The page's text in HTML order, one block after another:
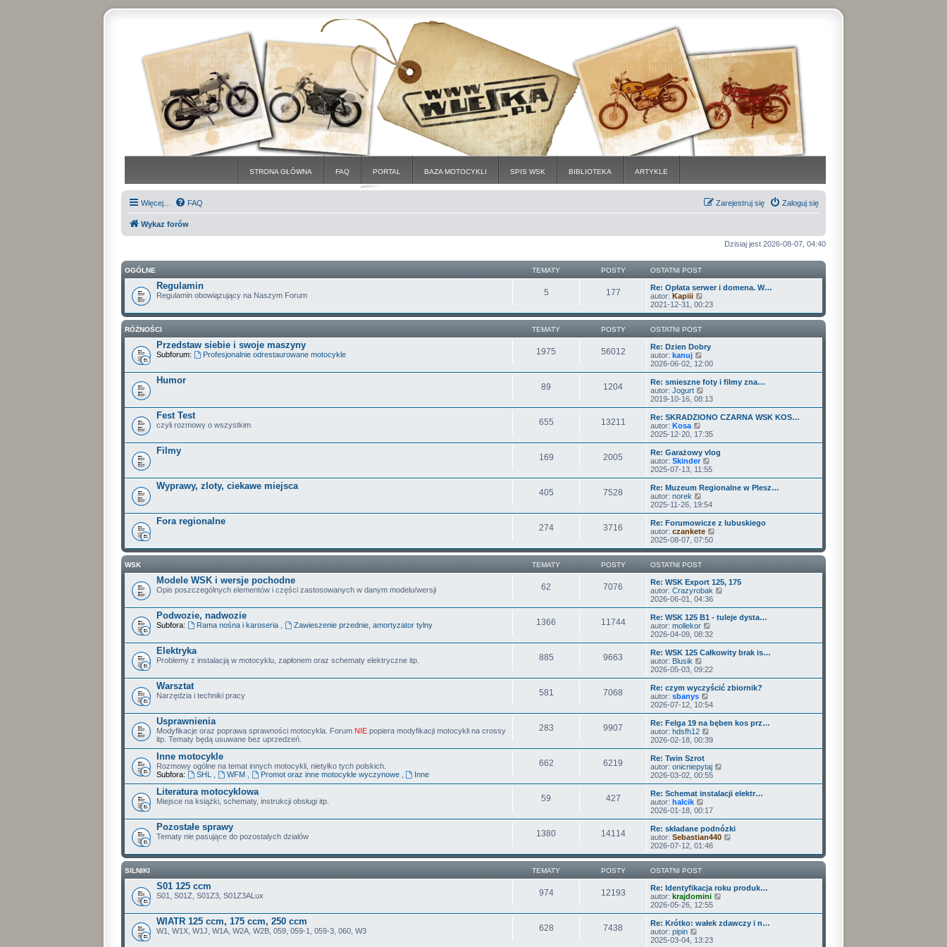
STRONA GŁÓWNA FAQ PORTAL BAZA MOTOCYKLI SPIS WSK BIBLIOTEKA ARTYKLE
Więcej… FAQ Zaloguj się
Zarejestruj się
Wykaz forów
Dzisiaj jest 2026-08-07, 04:40
OGÓLNE TEMATY POSTY OSTATNI POST
Regulamin
Regulamin obowiązujący na Naszym Forum 5 177
Re: Opłata serwer i domena. W…
autor: Kapiii
y
ś
w
e
t
n
a
j
o
s
z
y
p
s
t
2021-12-31, 00:23
RÓŻNOŚCI TEMATY POSTY OSTATNI POST
Przedstaw siebie i swoje maszyny
Subforum: Profesjonalnie odrestaurowane motocykle 1975 56012
Re: Dzien Dobry
autor: kanuj
y
ś
w
i
e
l
n
a
j
o
w
s
z
y
o
s
t
2026-06-02, 12:00
Humor
89 1204
Re: smieszne foty i filmy zna…
autor: Jogurt
y
ś
w
e
n
a
j
o
s
z
y
p
o
s
2019-10-16, 08:13
Fest Test
czyli rozmowy o wszystkim 655 13211
Re: SKRADZIONO CZARNA WSK KOS…
autor: Kosa
y
ś
w
e
l
n
a
j
o
w
s
z
s
t
2025-12-20, 17:35
Filmy
169 2005
Re: Garażowy vlog
autor: Skinder
y
ś
w
i
e
n
a
j
n
s
z
y
p
s
2025-07-13, 11:55
Wyprawy, zloty, ciekawe miejsca
405 7528
Re: Muzeum Regionalne w Plesz…
autor: norek
y
ś
w
i
e
l
a
j
n
o
s
z
y
p
s
2025-11-26, 19:54
Fora regionalne
274 3716
Re: Forumowicze z lubuskiego
autor: czankete
ś
w
e
t
l
a
j
z
s
2025-08-07, 07:50
WSK TEMATY POSTY OSTATNI POST
Modele WSK i wersje pochodne
Opis poszczególnych elementów i części zastosowanych w danym modelu/wersji 62 7076
Re: WSK Export 125, 175
autor: Crazyrobak
ś
w
n
n
o
z
y
s
2026-06-01, 04:36
Podwozie, nadwozie
Subfora: Rama nośna i karoseria Zawieszenie przednie, amortyzator tylny 1366 11744
Re: WSK 125 B1 - tuleje dysta…
autor: mollekor
y
ś
w
e
l
n
a
j
o
s
z
p
o
s
t
2026-04-09, 08:32
Elektryka
Problemy z instalacją w motocyklu, zapłonem oraz schematy elektryczne itp. 885 9663
Re: WSK 125 Całkowity brak is…
autor: Blusik
y
ś
w
i
e
n
a
j
o
w
s
z
y
p
o
s
t
2026-05-03, 09:22
Warsztat
Narzędzia i techniki pracy 581 7068
Re: czym wyczyścić zbiornik?
autor: sbanys
y
ś
w
e
n
a
j
o
s
z
y
p
o
s
2026-07-12, 10:54
Usprawnienia
Modyfikacje oraz poprawa sprawności motocykla. Forum NIE popiera modyfikacji motocykli na crossy
itp. Tematy będą usuwane bez uprzedzeń.
283 9907
Re: Felga 19 na bęben kos prz…
autor: hdsfh12
y
ś
i
e
n
a
j
o
w
s
z
s
t
2026-02-18, 00:39
Inne motocykle
Rozmowy ogólne na temat innych motocykli, nietylko tych polskich.
Subfora:
SHL WFM Promot oraz inne motocykle wyczynowe Inne
662 6219
Re: Twin Szrot
autor: onicniepytaj
ś
w
l
n
a
n
s
z
s
2026-03-02, 00:55
Literatura motocyklowa
Miejsce na książki, schematy, instrukcji obsługi itp. 59 427
Re: Schemat instalacji elektr…
autor: halcik
y
ś
w
i
e
l
a
j
n
o
s
z
y
p
2026-01-18, 00:17
Pozostałe sprawy
Tematy nie pasujące do pozostalych dzialów 1380 14114
Re: składane podnózki
autor: Sebastian440
ś
w
e
t
a
j
2026-07-12, 01:46
SILNIKI TEMATY POSTY OSTATNI POST
S01 125 ccm
S01, S01Z, S01Z3, S01Z3ALux 974 12193
Re: Identyfikacja roku produk…
autor: krajdomini
ś
w
2026-05-26, 12:55
WIATR 125 ccm, 175 ccm, 250 ccm
W1, W1X, W1J, W1A, W2A, W2B, 059, 059-1, 059-3, 060, W3 628 7438
Re: Krótko: wałek zdawczy i n…
autor: pipin
y
2025-03-04, 13:23